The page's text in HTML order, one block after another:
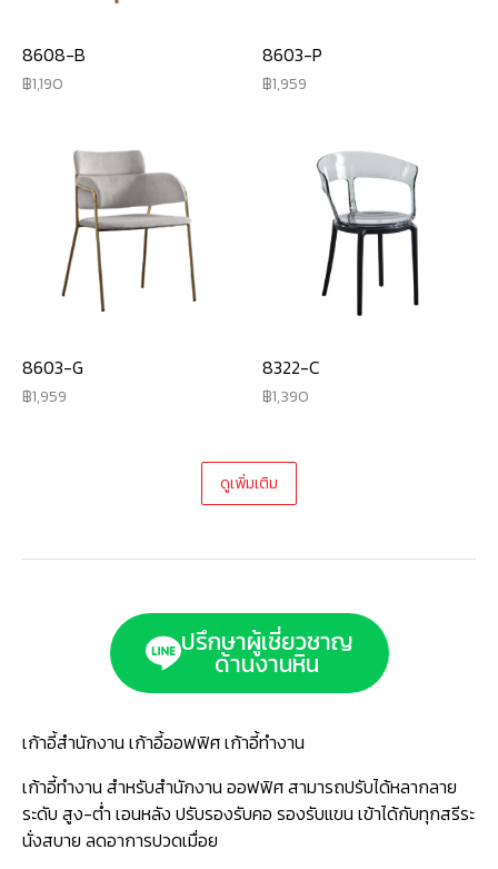
8608-B
1,190
8603-P
1,959
8603-G
1,959
8322-C
1,390
ดูเพิ่มเติม
ปรึกษาผู้เชี่ยวชาญ
ด้านงานหิน
เก้าอี้สำนักงาน เก้าอี้ออฟฟิศ เก้าอี้ทำงาน
เก้าอี้ทำงาน สำหรับสำนักงาน ออฟฟิศ สามารถปรับได้หลากลาย
ระดับ สูง-ต่ำ เอนหลัง ปรับรองรับคอ รองรับแขน เข้าได้กับทุกสรีระ
นั่งสบาย ลดอาการปวดเมื่อย